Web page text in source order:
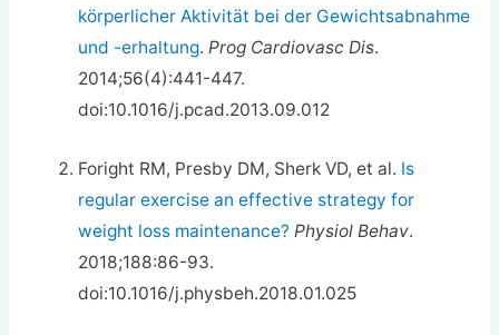
körperlicher Aktivität bei der Gewichtsabnahme
und -erhaltung. Prog Cardiovasc Dis.
2014;56(4):441-447.
doi:10.1016/j.pcad.2013.09.012
Foright RM, Presby DM, Sherk VD, et al. Is
regular exercise an effective strategy for
weight loss maintenance? Physiol Behav.
2018;188:86-93.
doi:10.1016/j.physbeh.2018.01.025